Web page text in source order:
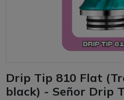
Drip Tip 810 Flat
black) - Señor Drip